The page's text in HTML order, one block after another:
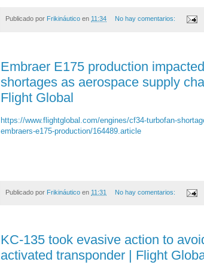
Publicado por Frikináutico en 11:34 No hay comentarios:
Embraer E175 production
shortages as aerospace supply
Flight Global
https://www.flightglobal.com/engines/cf34-turbofan-
embraers-e175-production/164489.article
Publicado por Frikináutico en 11:31 No hay comentarios:
KC-135 took evasive action to
activated transponder | Flight